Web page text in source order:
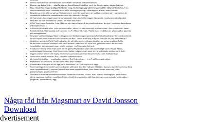
Några råd från Magsmart av David Jonsson
Download